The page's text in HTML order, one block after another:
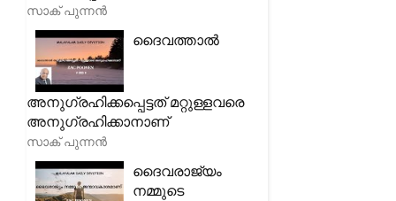
സാക് പുന്നൻ
ദൈവത്താൽ
അനുഗ്രഹിക്കപ്പെട്ടത് മറ്റുള്ളവരെ
അനുഗ്രഹിക്കാനാണ്
സാക് പുന്നൻ
ദൈവരാജ്യം
നമ്മുടെ